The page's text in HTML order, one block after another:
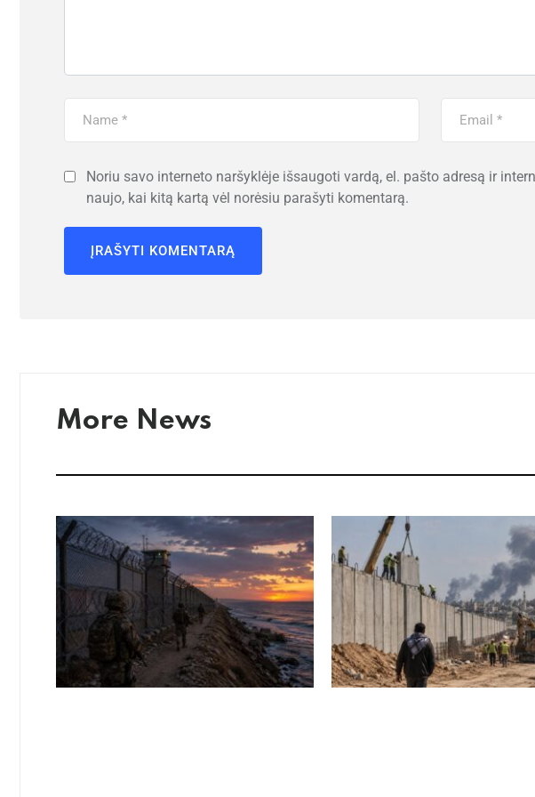
Noriu savo interneto naršyklėje išsaugoti vardą, el. pašto adresą ir
naujo, kai kitą kartą vėl norėsiu parašyti komentarą.
More News